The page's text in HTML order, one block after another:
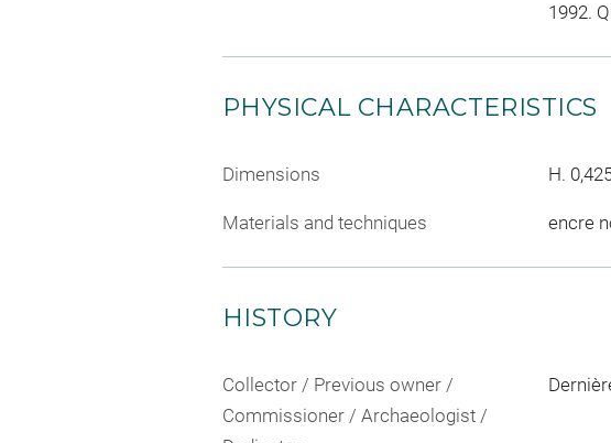
1992.
PHYSICAL CHARACTERISTICS
Dimensions H.
Materials and techniques encre
HISTORY
Collector / Previous owner /
Commissioner / Archaeologist /